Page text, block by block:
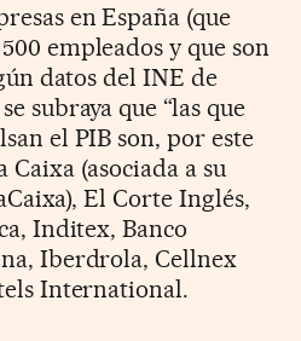
en España (que
empleados y que son
datos del INE de
subraya que “las que
el PIB son, por este
(asociada a su
El Corte Inglés,
Inditex, Banco
Iberdrola, Cellnex
International.